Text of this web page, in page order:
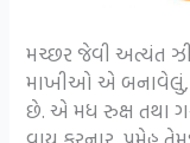
મચ્છર જેવી અત્યંત
માખીઓ એ બનાવેલું,
છે. એ મધ રુક્ષ તથા